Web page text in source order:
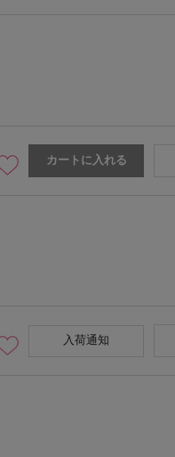
カートに入れる
入荷通知